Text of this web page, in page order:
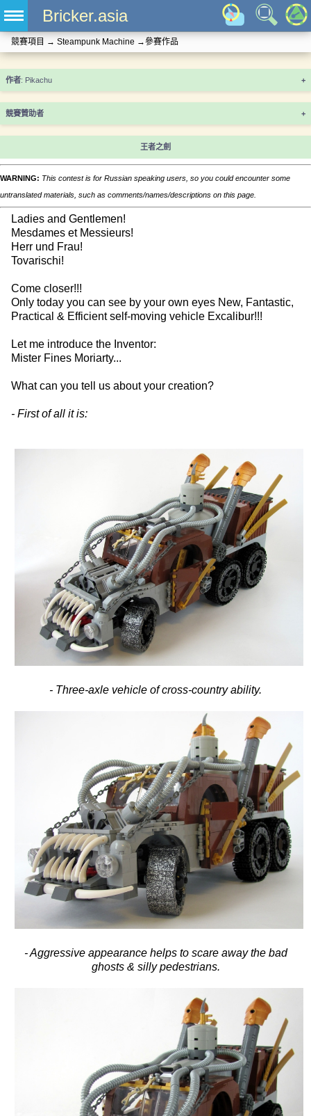
Bricker.asia
競賽項目 → Steampunk Machine →參賽作品
+
競賽贊助者 +
王者之劍
WARNING: This contest is for Russian speaking users, so you could encounter some
untranslated materials, such as comments/names/descriptions on this page.
Ladies and Gentlemen!
Mesdames et Messieurs!
Herr und Frau!
Tovarischi!
Come closer!!!
Only today you can see by your own eyes New, Fantastic,
Practical & Efficient self-moving vehicle Excalibur!!!
Let me introduce the Inventor:
Mister Fines Moriarty...
What can you tell us about your creation?
- First of all it is:
- Three-axle vehicle of cross-country ability.
- Aggressive appearance helps to scare away the bad
ghosts & silly pedestrians.